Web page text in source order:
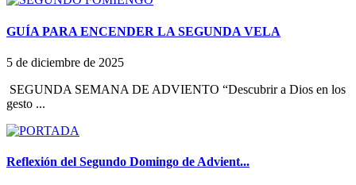
GUÍA PARA ENCENDER LA SEGUNDA VELA
5 de diciembre de 2025
SEGUNDA SEMANA DE ADVIENTO “Descubrir a Dios en los
gesto ...
Reflexión del Segundo Domingo de Advient...